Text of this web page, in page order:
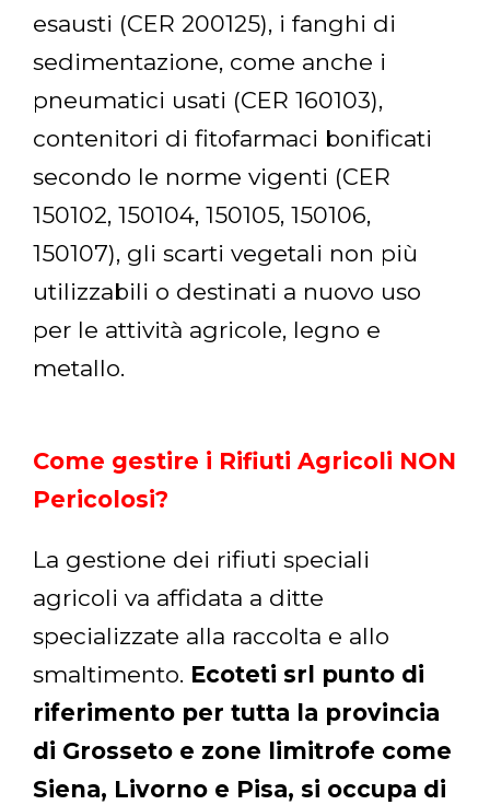
esausti (CER 200125), i fanghi di
sedimentazione, come anche i
pneumatici usati (CER 160103),
contenitori di fitofarmaci bonificati
secondo le norme vigenti (CER
150102, 150104, 150105, 150106,
150107), gli scarti vegetali non più
utilizzabili o destinati a nuovo uso
per le attività agricole, legno e
metallo.
Come gestire i Rifiuti Agricoli NON
Pericolosi?
La gestione dei rifiuti speciali
agricoli va affidata a ditte
specializzate alla raccolta e allo
smaltimento. Ecoteti srl punto di
riferimento per tutta la provincia
di Grosseto e zone limitrofe come
Siena, Livorno e Pisa, si occupa di